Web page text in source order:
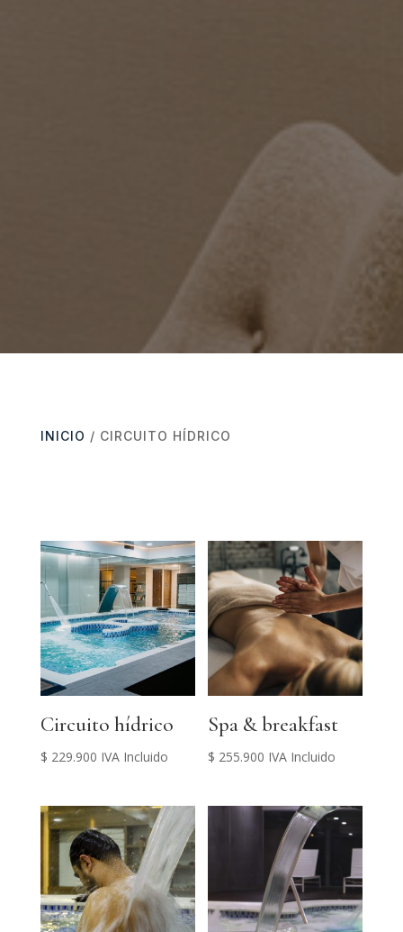
INICIO / CIRCUITO HÍDRICO
Circuito hídrico
$ 229.900 IVA Incluido
Spa & breakfast
$ 255.900 IVA Incluido